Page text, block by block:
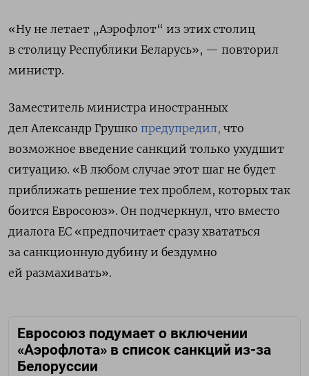
«Ну не летает „Аэрофлот“ из этих столиц
в столицу Республики Беларусь», — повторил
министр.
Заместитель министра иностранных
дел Александр Грушко предупредил, что
возможное введение санкций только ухудшит
ситуацию. «В любом случае этот шаг не будет
приближать решение тех проблем, которых так
боится Евросоюз». Он подчеркнул, что вместо
диалога ЕС «предпочитает сразу хвататься
за санкционную дубину и бездумно
ей размахивать».
Евросоюз подумает о включении
«Аэрофлота» в список санкций из-за
Белоруссии